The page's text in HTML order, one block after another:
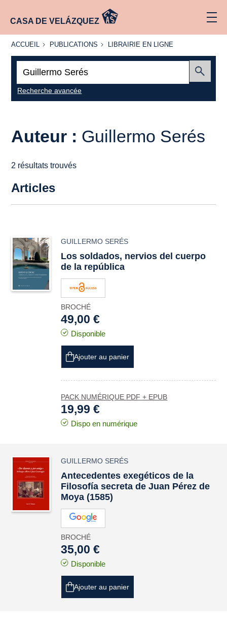
CASA DE VELÁZQUEZ
ACCUEIL
ACCUEIL PUBLICATIONS
PUBLICATIONS
LIBRAIRIE
LIBRAIRIE EN LIGNE
Recherche avancée
Auteur : Guillermo Serés
2 résultats trouvés
Articles
GUILLERMO SERÉS
Los soldados, nervios del cuerpo
de la república
BROCHÉ
49,00 €
Disponible
Ajouter au panier
PACK NUMÉRIQUE PDF + EPUB
19,99 €
Dispo en numérique
GUILLERMO SERÉS
Antecedentes exegéticos de la
Filosofía secreta de Juan Pérez de
Moya (1585)
BROCHÉ
35,00 €
Disponible
Ajouter au panier